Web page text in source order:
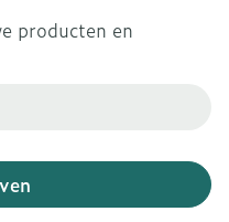
producten en